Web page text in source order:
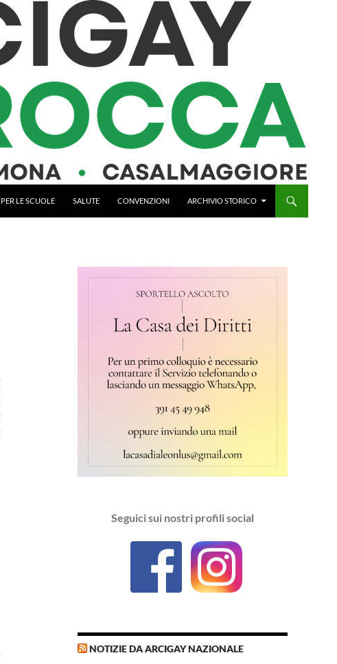
PER LE SCUOLE SALUTE CONVENZIONI ARCHIVIO STORICO
Seguici sui nostri profili social
NOTIZIE DA ARCIGAY NAZIONALE